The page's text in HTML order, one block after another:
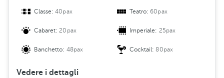
Classe:40pax Teatro:60pax
Cabaret:20pax Imperiale: 25pax
Banchetto: 48pax Cocktail:80pax
Vedere i dettagli